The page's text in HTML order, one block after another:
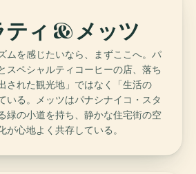
ィ & メッツ
ムを感じたいなら、まずここへ。パ
スペシャルティコーヒーの店、落ち
された観光地」ではなく「生活の
いる。メッツはパナシナイコ・スタ
緑の小道を持ち、静かな住宅街の空
が心地よく共存している。